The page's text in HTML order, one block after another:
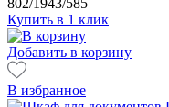
Купить в 1 клик
Добавить в корзину
В избранное